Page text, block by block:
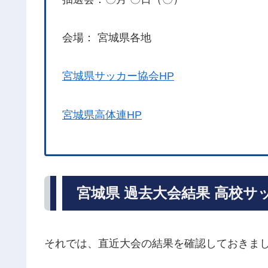
会場： 宮城県各地
宮城県サッカー協会HP
宮城県高体連HP
宮城県 過去大会結果 高校サ
それでは、直近大会の結果を確認しておきま